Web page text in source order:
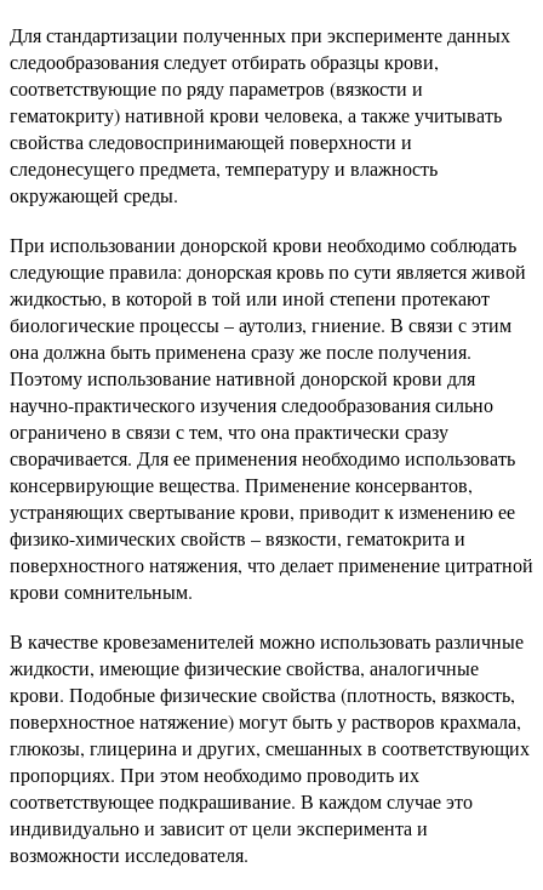
Для стандартизации полученных при эксперименте данных
следообразования следует отбирать образцы крови,
соответствующие по ряду параметров (вязкости и
гематокриту) нативной крови человека, а также учитывать
свойства следовоспринимающей поверхности и
следонесущего предмета, температуру и влажность
окружающей среды.
При использовании донорской крови необходимо соблюдать
следующие правила: донорская кровь по сути является живой
жидкостью, в которой в той или иной степени протекают
биологические процессы – аутолиз, гниение. В связи с этим
она должна быть применена сразу же после получения.
Поэтому использование нативной донорской крови для
научно-практического изучения следообразования сильно
ограничено в связи с тем, что она практически сразу
сворачивается. Для ее применения необходимо использовать
консервирующие вещества. Применение консервантов,
устраняющих свертывание крови, приводит к изменению ее
физико-химических свойств – вязкости, гематокрита и
поверхностного натяжения, что делает применение цитратной
крови сомнительным.
В качестве кровезаменителей можно использовать различные
жидкости, имеющие физические свойства, аналогичные
крови. Подобные физические свойства (плотность, вязкость,
поверхностное натяжение) могут быть у растворов крахмала,
глюкозы, глицерина и других, смешанных в соответствующих
пропорциях. При этом необходимо проводить их
соответствующее подкрашивание. В каждом случае это
индивидуально и зависит от цели эксперимента и
возможности исследователя.